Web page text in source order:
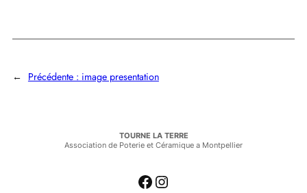
← Précédente : image presentation
TOURNE LA TERRE
Association de Poterie et Céramique a Montpellier
Facebook Instagram